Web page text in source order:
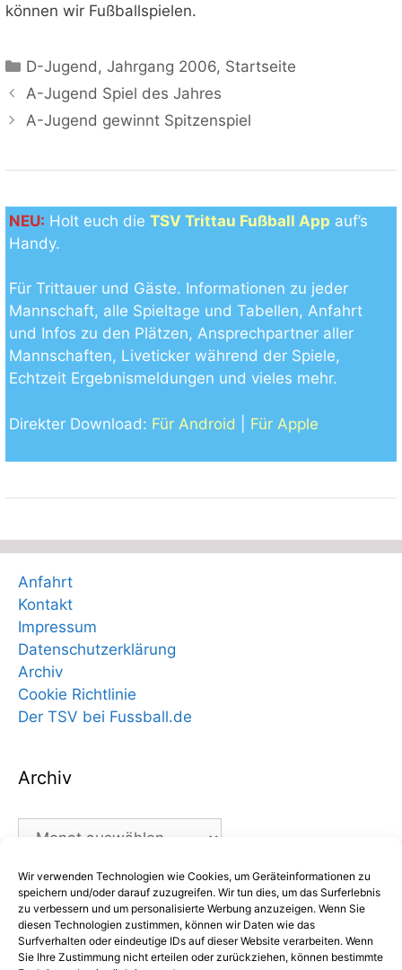
Wir verwenden Technologien wie Cookies, um Geräteinformationen zu
speichern und/oder darauf zuzugreifen. Wir tun dies, um das Surferlebnis
zu verbessern und um personalisierte Werbung anzuzeigen. Wenn Sie
diesen Technologien zustimmen, können wir Daten wie das
Surfverhalten oder eindeutige IDs auf dieser Website verarbeiten. Wenn
Sie Ihre Zustimmung nicht erteilen oder zurückziehen, können bestimmte
können wir Fußballspielen.
Kategorien
D-Jugend ,Jahrgang 2006, Startseite
A-Jugend Spiel des Jahres
A-Jugend gewinnt Spitzenspiel
NEU: Holt euch die TSV Trittau Fußball App auf’s
Handy.
Für Trittauer und Gäste. Informationen zu jeder
Mannschaft, alle Spieltage und Tabellen, Anfahrt
und Infos zu den Plätzen, Ansprechpartner aller
Mannschaften, Liveticker während der Spiele,
Echtzeit Ergebnismeldungen und vieles mehr.
Direkter Download: Für Android Für Apple
Anfahrt
Kontakt
Impressum
Datenschutzerklärung
Archiv
Cookie Richtlinie
Der TSV bei Fussball.de
Archiv
Archiv
Kategorien
Kategorien